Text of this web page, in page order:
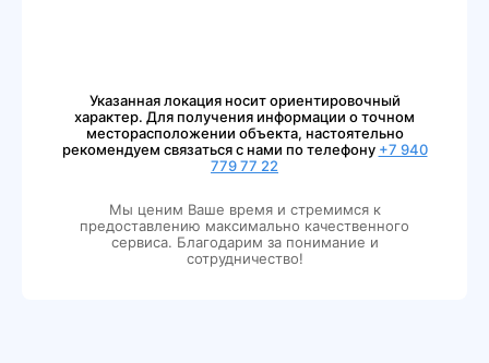
Указанная локация носит ориентировочный
характер. Для получения информации о точном
месторасположении объекта, настоятельно
рекомендуем связаться с нами по телефону +7 940
779 77 22
Мы ценим Ваше время и стремимся к
предоставлению максимально качественного
сервиса. Благодарим за понимание и
сотрудничество!